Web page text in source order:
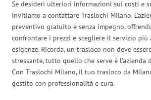
Se desideri ulteriori informazioni sui costi e
invitiamo a contattare Traslochi Milano.
preventivo gratuito e senza impegno,
confrontare i prezzi e scegliere il servizio
esigenze. Ricorda, un trasloco non deve
stressante, tutto quello che serve è l’azienda
Con Traslochi Milano, il tuo trasloco da
gestito con professionalità e cura.